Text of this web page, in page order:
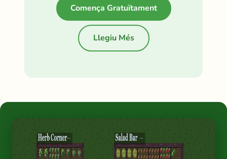
Comença Gratuïtament
Llegiu Més